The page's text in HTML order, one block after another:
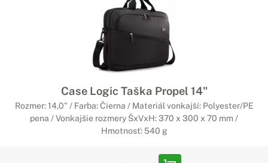
Case Logic Taška Propel 14"
Rozmer: 14,0" / Farba: Čierna / Materiál vonkajší: Polyester/PE
pena / Vonkajšie rozmery ŠxVxH: 370 x 300 x 70 mm /
Hmotnosť: 540 g